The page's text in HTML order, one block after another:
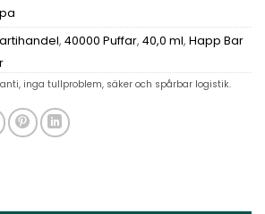
, 40000 Puffar, 40,0 ml, Happ Bar
inga tullproblem, säker och spårbar logistik.